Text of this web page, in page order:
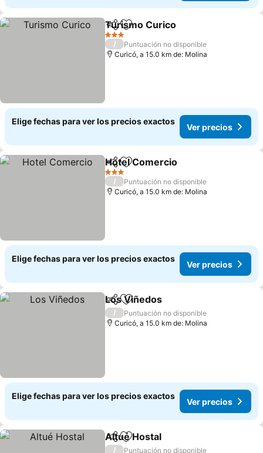
Compartir
Agregar a favoritos
Turismo Curico
3 Estrellas
/
Puntuación no disponible
Curicó, a 15.0 km de: Molina
Elige fechas para ver los precios exactos
Ver precios
CompartirAgregar a favoritos
Hotel Comercio
3 Estrellas
/
Puntuación no disponible
Curicó, a 15.0 km de: Molina
Elige fechas para ver los precios exactos
Ver precios
CompartirAgregar a favoritos
Los Viñedos
/
Puntuación no disponible
Curicó, a 15.0 km de: Molina
Elige fechas para ver los precios exactos
Ver precios
CompartirAgregar a favoritos
Altué Hostal
/ Puntuación no disponible